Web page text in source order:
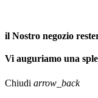
il Nostro negozio
Vi auguriamo una
Chiudi arrow_back